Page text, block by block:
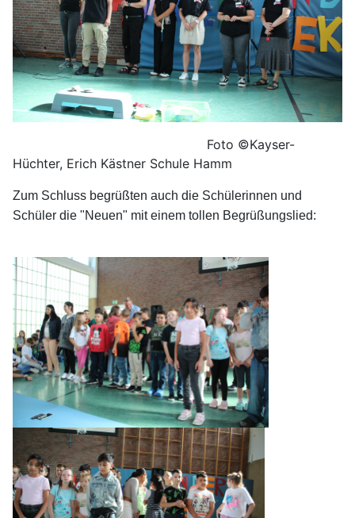
Foto ©Kayser-
Hüchter, Erich Kästner Schule Hamm
Zum Schluss begrüßten auch die Schülerinnen und
Schüler die "Neuen" mit einem tollen Begrüßungslied: